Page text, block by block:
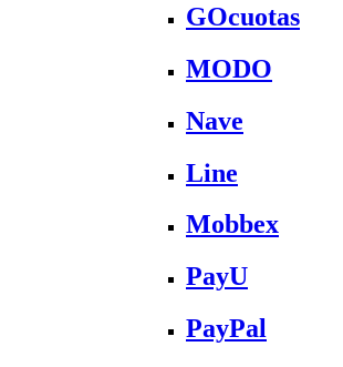
GOcuotas
MODO
Nave
Line
Mobbex
PayU
PayPal